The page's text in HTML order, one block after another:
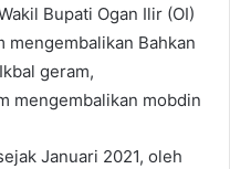
Bupati Ogan Ilir (OI)
mengembalikan Bahkan
geram,
mengembalikan mobdin
Januari 2021, oleh